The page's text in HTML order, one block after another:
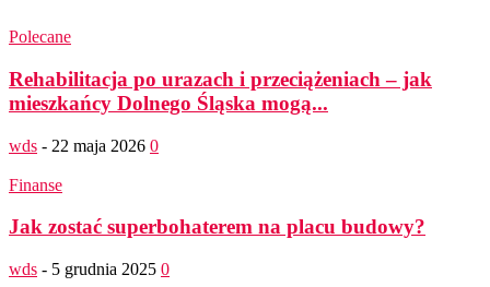
Polecane
Rehabilitacja po urazach i przeciążeniach – jak
mieszkańcy Dolnego Śląska mogą...
wds - 22 maja 2026 0
Finanse
Jak zostać superbohaterem na placu budowy?
wds - 5 grudnia 2025 0